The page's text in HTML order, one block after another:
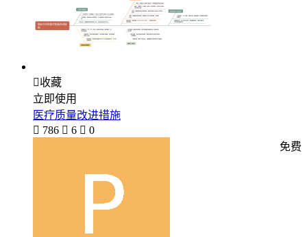
收藏
立即使用
医疗质量改进措施
 786  6  0
免费